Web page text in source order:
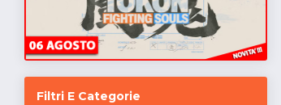
Filtri E Categorie